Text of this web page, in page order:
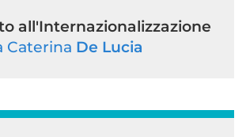
all'Internazionalizzazione
Caterina De Lucia